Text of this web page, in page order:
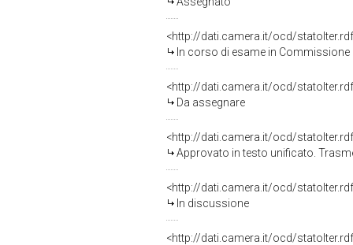
<http://dati.camera.it/ocd/
In corso di esame in Commissione
<http://dati.camera.it/ocd/
Da assegnare
<http://dati.camera.it/ocd/
Approvato in testo unificato.
<http://dati.camera.it/ocd/
In discussione
<http://dati.camera.it/ocd/